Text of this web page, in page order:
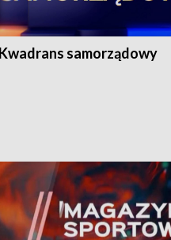
Kwadrans samorządowy